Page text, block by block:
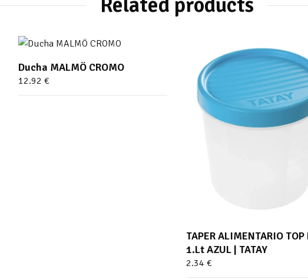
Ducha MALMÖ CROMO
12.92 €
TAPER ALIMENTARIO TOP
1.Lt AZUL | TATAY
2.34 €